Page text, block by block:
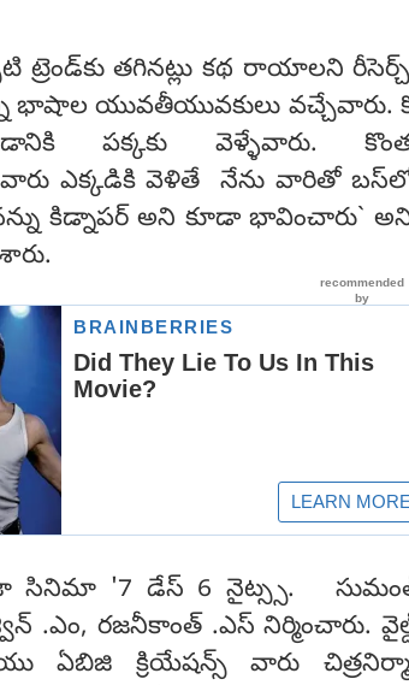
ట్రెండ్‌కు త‌గిన‌ట్లు క‌థ రాయాల‌ని
భాషాల యువ‌తీయువ‌కులు వ‌చ్చేవారు.
ప‌క్క‌కు వెళ్ళేవారు.
ఎక్క‌డికి వెళితే నేను వారితో
కిడ్నాప‌ర్ అని కూడా భావించారు`
సినిమా '7 డేస్ 6 నైట్స్స‌.
.ఎం, రజనీకాంత్ .ఎస్ నిర్మించారు.
ఏబిజి క్రియేషన్స్ వారు